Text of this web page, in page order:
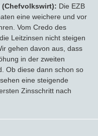
(Chefvolkswirt): Die EZB
eine weichere und vor
Vom Credo des
Leitzinsen nicht steigen
gehen davon aus, dass
in der zweiten
Ob diese dann schon so
eine steigende
Zinsschritt nach